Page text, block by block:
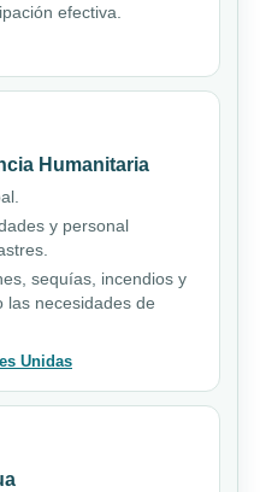
efectiva.
Humanitaria
y personal
sequías, incendios y
las necesidades de
Unidas